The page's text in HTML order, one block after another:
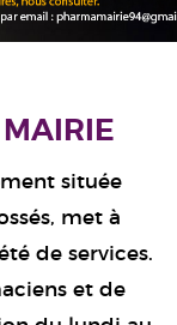
située
met à
de services.
et de